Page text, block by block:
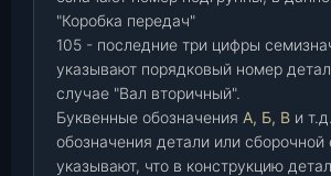
"Коробка передач"
105 - последние три цифры
указывают порядковый номер
случае "Вал вторичный".
Буквенные обозначения А, Б, В и
обозначения детали или сборочной
указывают, что в конструкцию